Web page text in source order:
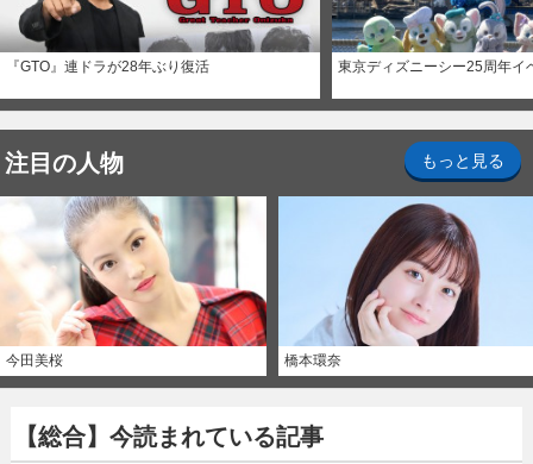
『GTO』連ドラが28年ぶり復活 東京ディズニーシー25周年イ
注目の人物 もっと見る
今田美桜 橋本環奈
【総合】今読まれている記事